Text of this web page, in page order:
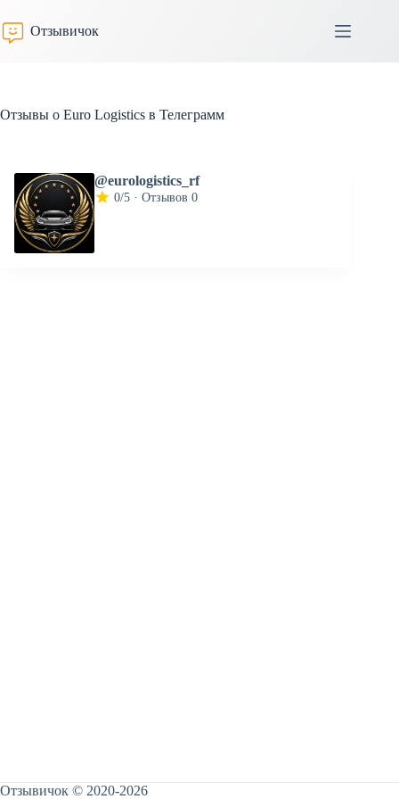
к
сути
Отзывичок
Отзывы о Euro Logistics в Телеграмм
@eurologistics_rf
0/5 · Отзывов 0
Отзывичок © 2020-2026